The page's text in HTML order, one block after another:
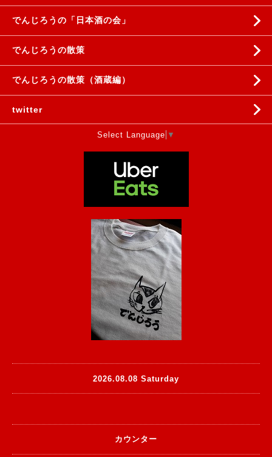
でんじろうの「日本酒の会」
でんじろうの散策
でんじろうの散策（酒蔵編）
twitter
Select Language ▼
2026.08.08 Saturday
カウンター